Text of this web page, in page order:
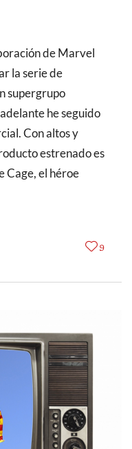
la serie de
supergrupo
he seguido
Con altos y
estrenado es
Cage, el héroe
9